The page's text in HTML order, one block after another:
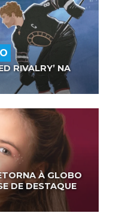
RIVALRY’ NA
À GLOBO
DE DESTAQUE